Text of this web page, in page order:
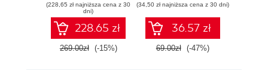
(228,65 zł najniższa cena z 30
dni)
228.65 zł
269.00zł (-15%)
skalowanie
nowoczesnych
aplikacji
chmurowych
(34,50 zł najniższa cena z 30 dni)
36.57 zł
69.00zł (-47%)